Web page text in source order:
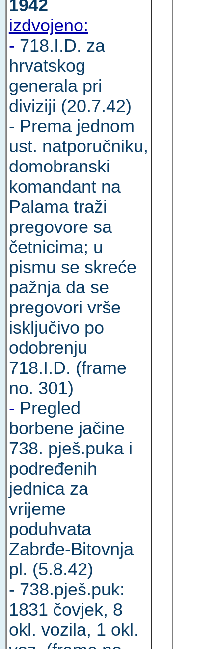
1942
izdvojeno:
- 718.I.D. za
hrvatskog
generala pri
diviziji (20.7.42)
- Prema jednom
ust. natporučniku,
domobranski
komandant na
Palama traži
pregovore sa
četnicima; u
pismu se skreće
pažnja da se
pregovori vrše
isključivo po
odobrenju
718.I.D. (frame
no. 301)
- Pregled
borbene jačine
738. pješ.puka i
podređenih
jednica za
vrijeme
poduhvata
Zabrđe-Bitovnja
pl. (5.8.42)
- 738.pješ.puk:
1831 čovjek, 8
okl. vozila, 1 okl.